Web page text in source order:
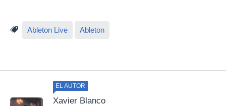
Ableton Live Ableton
EL AUTOR
Xavier Blanco